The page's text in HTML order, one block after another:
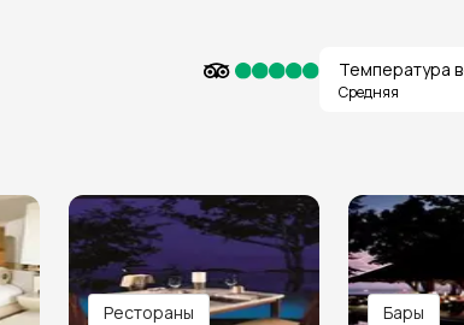
Температура
Средняя
Рестораны Бары